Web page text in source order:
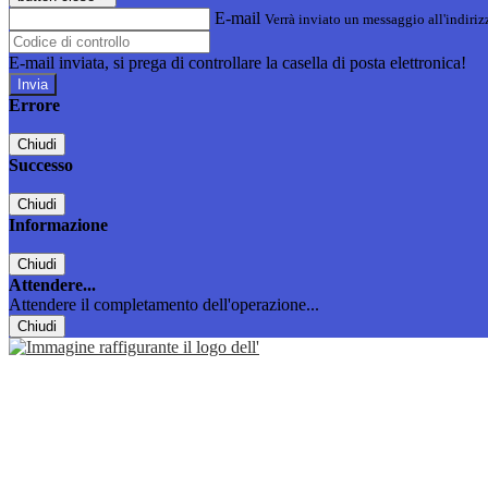
E-mail Verrà inviato un messaggio
E-mail inviata, si prega di controllare la casella di posta elettronica!
Errore
Chiudi
Successo
Chiudi
Informazione
Chiudi
Attendere...
Attendere il completamento dell'operazione...
Chiudi